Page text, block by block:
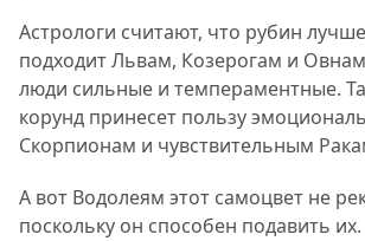
Астрологи считают, что рубин
подходит Львам, Козерогам и
люди сильные и темпераментные.
корунд принесет пользу
Скорпионам и чувствительным
А вот Водолеям этот самоцвет не
поскольку он способен подавить их.